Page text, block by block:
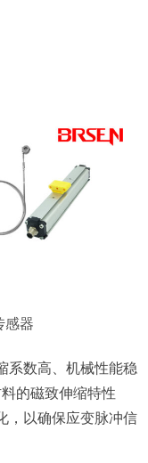
感器
系数高、机械性能稳
的磁致伸缩特性
，以确保应变脉冲信